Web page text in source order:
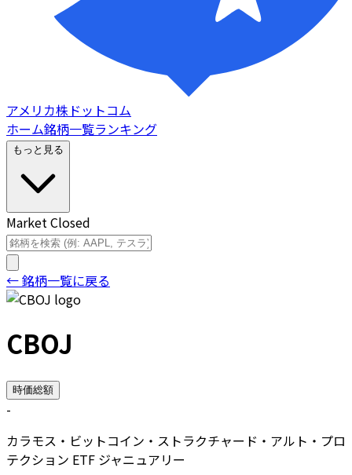
アメリカ株ドットコム
ホーム銘柄一覧ランキング
もっと見る
Market Closed
← 銘柄一覧に戻る
CBOJ
時価総額
-
カラモス・ビットコイン・ストラクチャード・アルト・プロ
テクション ETF ジャニュアリー